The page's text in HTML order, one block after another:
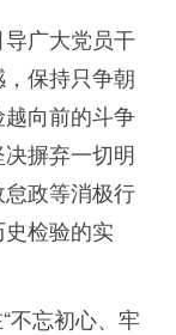
广大党员干
保持只争朝
向前的斗争
摒弃一切明
政等消极行
检验的实
“不忘初心、牢